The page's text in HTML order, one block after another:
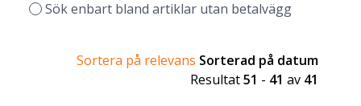
Sök enbart bland artiklar utan betalvägg
Sortera på relevans Sorterad på datum
Resultat51 - 41 av 41